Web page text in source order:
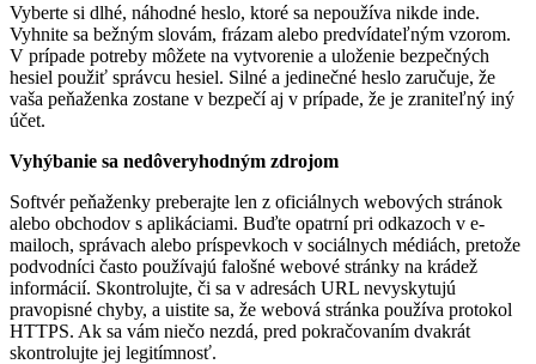
Vyberte si dlhé, náhodné heslo, ktoré sa nepoužíva nikde inde.
Vyhnite sa bežným slovám, frázam alebo predvídateľným vzorom.
V prípade potreby môžete na vytvorenie a uloženie bezpečných
hesiel použiť správcu hesiel. Silné a jedinečné heslo zaručuje, že
vaša peňaženka zostane v bezpečí aj v prípade, že je zraniteľný iný
účet.
Vyhýbanie sa nedôveryhodným zdrojom
Softvér peňaženky preberajte len z oficiálnych webových stránok
alebo obchodov s aplikáciami. Buďte opatrní pri odkazoch v e-
mailoch, správach alebo príspevkoch v sociálnych médiách, pretože
podvodníci často používajú falošné webové stránky na krádež
informácií. Skontrolujte, či sa v adresách URL nevyskytujú
pravopisné chyby, a uistite sa, že webová stránka používa protokol
HTTPS. Ak sa vám niečo nezdá, pred pokračovaním dvakrát
skontrolujte jej legitímnosť.